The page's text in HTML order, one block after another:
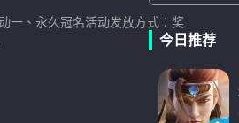
一、永久冠名活动发放方式：奖
a
今日推荐